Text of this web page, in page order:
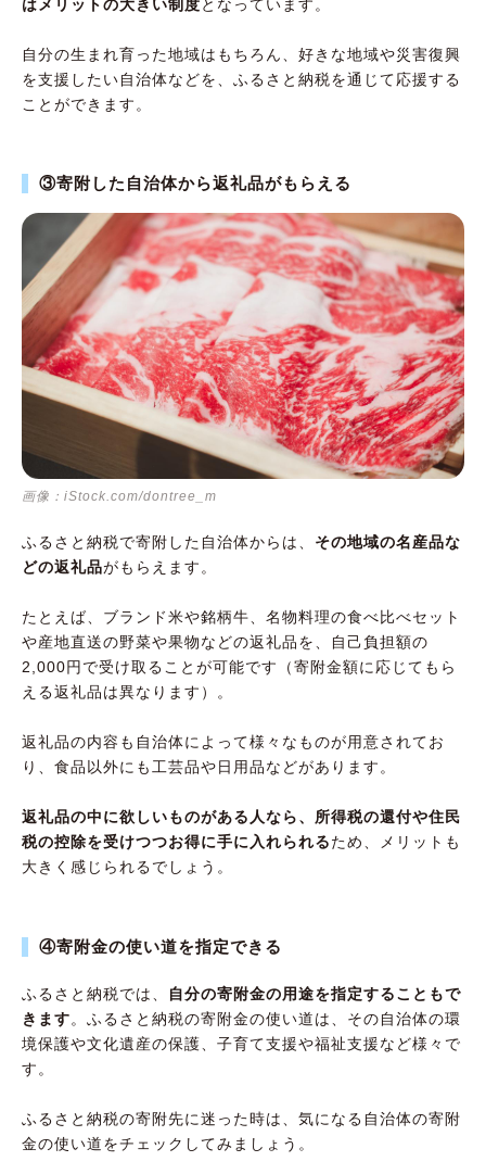
はメリットの大きい制度となっています。
自分の生まれ育った地域はもちろん、好きな地域や災害復興
を支援したい自治体などを、ふるさと納税を通じて応援する
ことができます。
③寄附した自治体から返礼品がもらえる
画像：iStock.com/dontree_m
ふるさと納税で寄附した自治体からは、 その地域の名産品な
どの返礼品がもらえます。
たとえば、ブランド米や銘柄牛、名物料理の食べ比べセット
や産地直送の野菜や果物などの返礼品を、自己負担額の
2,000円で受け取ることが可能です（寄附金額に応じてもら
える返礼品は異なります）。
返礼品の内容も自治体によって様々なものが用意されてお
り、食品以外にも工芸品や日用品などがあります。
返礼品の中に欲しいものがある人なら、所得税の還付や住民
税の控除を受けつつお得に手に入れられるため、メリットも
大きく感じられるでしょう。
④寄附金の使い道を指定できる
ふるさと納税では、
自分の寄附金の用途を指定することもで
きます。ふるさと納税の寄附金の使い道は、その自治体の環
境保護や文化遺産の保護、子育て支援や福祉支援など様々で
す。
ふるさと納税の寄附先に迷った時は、気になる自治体の寄附
金の使い道をチェックしてみましょう。